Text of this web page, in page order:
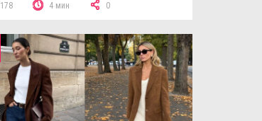
178 4 мин 0